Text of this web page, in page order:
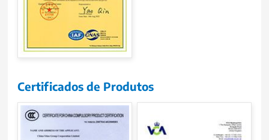
Certificados de Produtos